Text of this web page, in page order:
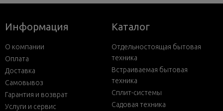
Информация
О компании
Оплата
Доставка
Самовывоз
Гарантия и возврат
Услуги и сервис
Каталог
Отдельностоящая бытовая
техника
Встраиваемая бытовая
техника
Сплит-системы
Садовая техника